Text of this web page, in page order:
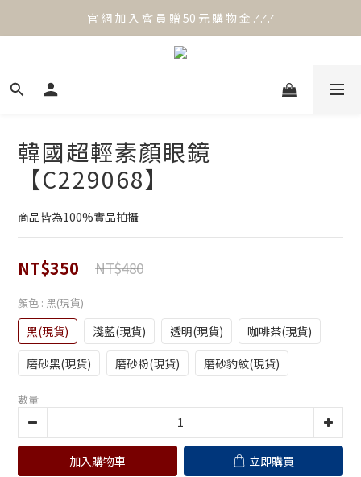
官 網 加 入 會 員 贈 50 元 購 物 金 .ᐟ.ᐟ.ᐟ
⟡.·*. 滿 NT.1000 免 運 費 ꔛ♡
官 網 加 入 會 員 贈 50 元 購 物 金 .ᐟ.ᐟ.ᐟ
韓國超輕素顏眼鏡
【C229068】
商品皆為100%實品拍攝
NT$350 NT$480
顏色 : 黑(現貨)
黑(現貨) 淺藍(現貨) 透明(現貨)
咖啡茶(現貨)
磨砂黑(現貨)
磨砂粉(現貨) 磨砂豹紋(現貨)
數量
加入購物車 立即購買